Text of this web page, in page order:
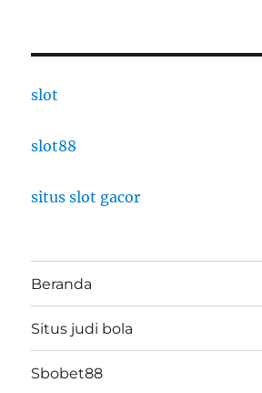
slot
slot88
situs slot gacor
Beranda
Situs judi bola
Sbobet88